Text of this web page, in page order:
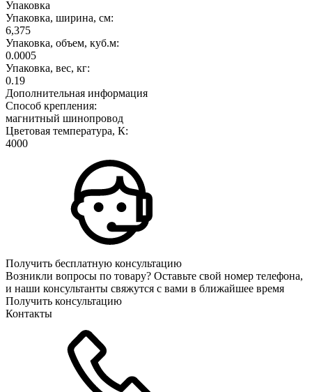
Упаковка
Упаковка, ширина, см:
6,375
Упаковка, объем, куб.м:
0.0005
Упаковка, вес, кг:
0.19
Дополнительная информация
Способ крепления:
магнитный шинопровод
Цветовая температура, К:
4000
Получить бесплатную консультацию
Возникли вопросы по товару? Оставьте свой номер телефона,
и наши консультанты свяжутся с вами в ближайшее время
Получить консультацию
Контакты